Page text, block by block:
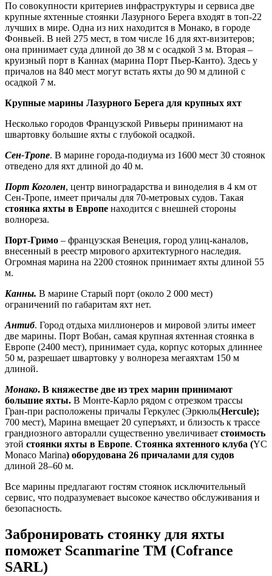
По совокупности критериев инфраструктуры и сервиса две
крупные яхтенные стоянки Лазурного Берега входят в топ-22
лучших в мире. Одна из них находится в Монако, в городе
Фонвьей. В ней 275 мест, в том числе 16 для яхт-визитеров;
она принимает суда длиной до 38 м с осадкой 3 м. Вторая –
круизный порт в Каннах (марина Порт Пьер-Канто). Здесь у
причалов на 840 мест могут встать яхты до 90 м длиной с
осадкой 7 м.
Крупные марины Лазурного Берега для крупных яхт
Несколько городов Французской Ривьеры принимают на
швартовку большие яхты с глубокой осадкой.
Сен-Тропе. В марине города-подиума из 1600 мест 30 стоянок
отведено для яхт длиной до 40 м.
Порт Коголен, центр виноградарства и виноделия в 4 км от
Сен-Тропе, имеет причалы для 70-метровых судов. Такая
стоянка яхты в Европе находится с внешней стороны
волнореза.
Порт-Гримо – французская Венеция, город улиц-каналов,
внесенный в реестр мирового архитектурного наследия.
Огромная марина на 2200 стоянок принимает яхты длиной 55
м.
Канны. В марине Старый порт (около 2 000 мест)
ограничений по габаритам яхт нет.
Антиб. Город отдыха миллионеров и мировой элиты имеет
две марины. Порт Вобан, самая крупная яхтенная стоянка в
Европе (2400 мест), принимает суда, корпус которых длиннее
50 м, разрешает швартовку у волнореза мегаяхтам 150 м
длиной.
Монако. В княжестве две из трех марин принимают
большие яхты. В Монте-Карло рядом с отрезком трассы
Гран-при расположены причалы Геркулес (Эркюль(Hercule);
700 мест), Марина вмещает 20 суперъяхт, и близость к трассе
грандиозного авторалли существенно увеличивает стоимость
этой стоянки яхты в Европе. Стоянка яхтенного клуба (YC
Monaco Marina) оборудована 26 причалами для судов
длиной 28–60 м.
Все марины предлагают гостям стоянок исключительный
сервис, что подразумевает высокое качество обслуживания и
безопасность.
Забронировать стоянку для яхты
поможет Scanmarine ТМ (Cofrance
SARL)